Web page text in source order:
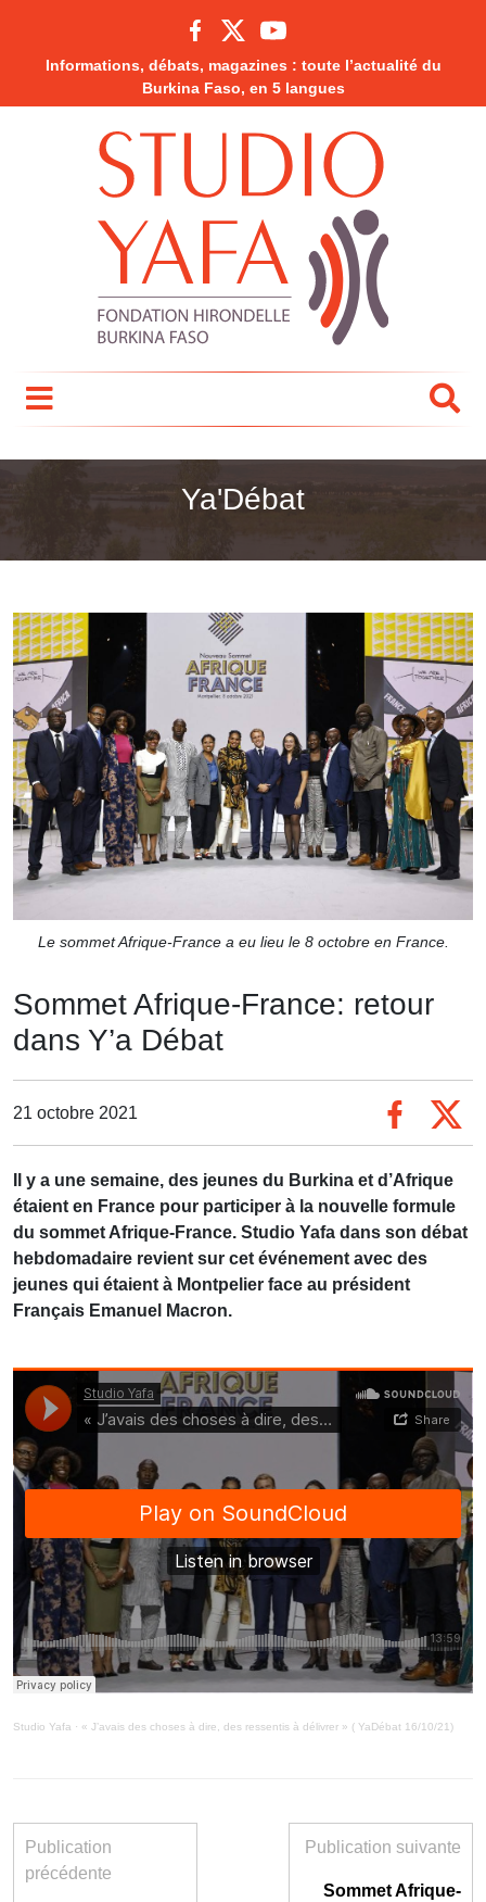
Informations, débats, magazines : toute l’actualité du
Burkina Faso, en 5 langues
Ya'Débat
Le sommet Afrique-France a eu lieu le 8 octobre en France.
Sommet Afrique-France: retour
dans Y’a Débat
21 octobre 2021
Il y a une semaine, des jeunes du Burkina et d’Afrique
étaient en France pour participer à la nouvelle formule
du sommet Afrique-France. Studio Yafa dans son débat
hebdomadaire revient sur cet événement avec des
jeunes qui étaient à Montpelier face au président
Français Emanuel Macron.
Studio Yafa · « J’avais des choses à dire, des ressentis à délivrer » ( YaDébat 16/10/21)
Publication
précédente
Publication suivante
Sommet Afrique-